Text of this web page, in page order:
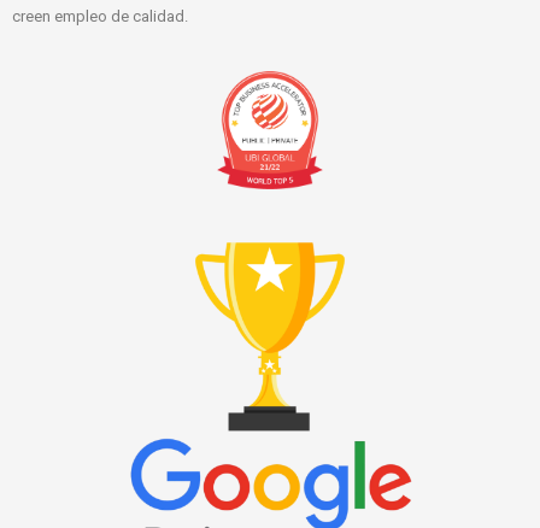
creen empleo de calidad.